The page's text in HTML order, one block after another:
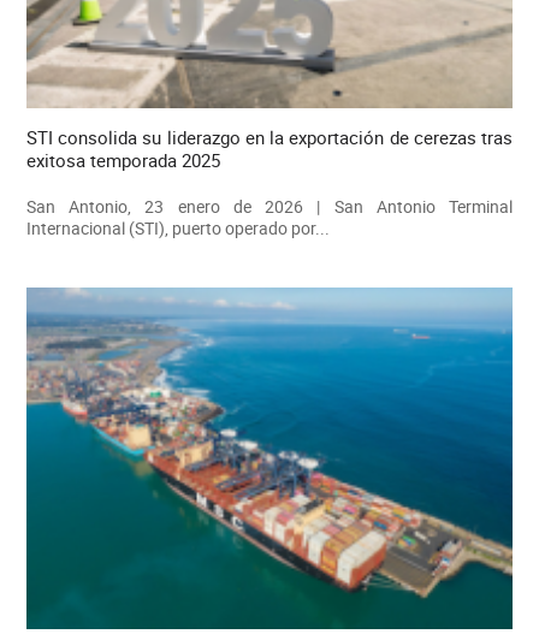
STI consolida su liderazgo en la exportación de cerezas tras
exitosa temporada 2025
San Antonio, 23 enero de 2026 | San Antonio Terminal
Internacional (STI), puerto operado por...